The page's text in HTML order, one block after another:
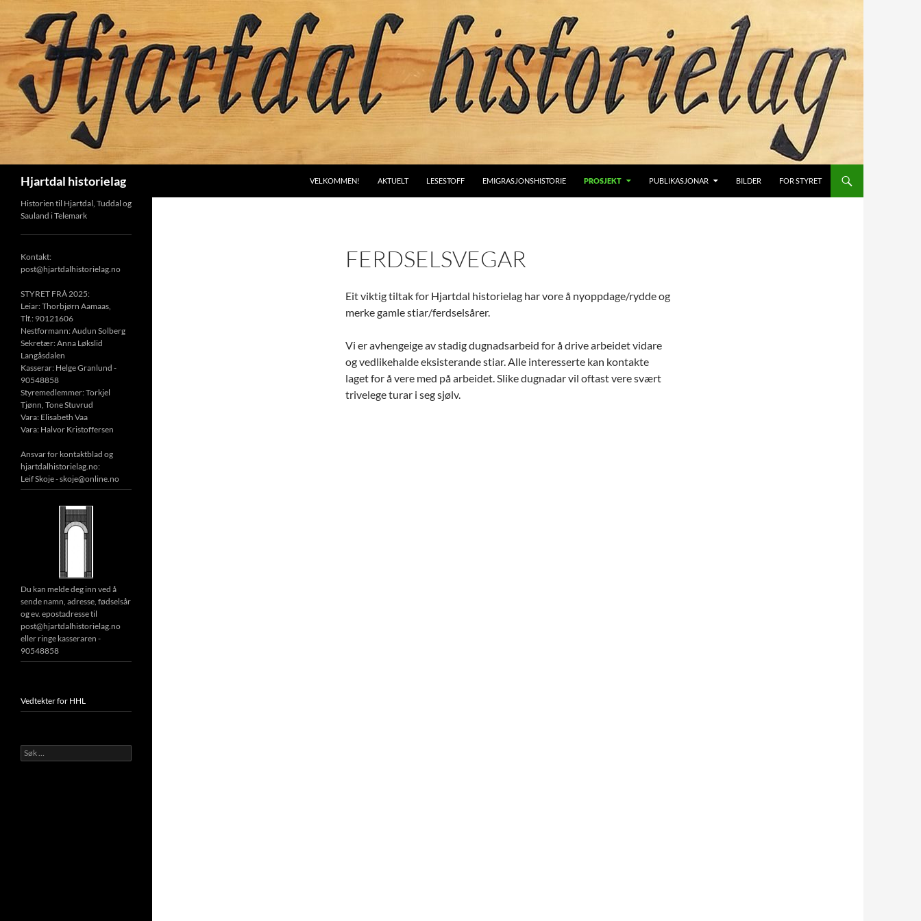
til
innhold
Hjartdal historielag VELKOMMEN! AKTUELT LESESTOFF EMIGRASJONSHISTORIE PROSJEKT PUBLIKASJONAR BILDER FOR STYRET
FERDSELSVEGAR
Eit viktig tiltak for Hjartdal historielag har vore å nyoppdage/rydde og
merke gamle stiar/ferdselsårer.
Vi er avhengeige av stadig dugnadsarbeid for å drive arbeidet vidare
og vedlikehalde eksisterande stiar. Alle interesserte kan kontakte
laget for å vere med på arbeidet. Slike dugnadar vil oftast vere svært
trivelege turar i seg sjølv.
Historien til Hjartdal, Tuddal og
Sauland i Telemark
Kontakt:
post@hjartdalhistorielag.no
STYRET FRÅ 2025:
Leiar: Thorbjørn Aamaas,
Tlf.: 90121606
Nestformann: Audun Solberg
Sekretær: Anna Løkslid
Langåsdalen
Kasserar: Helge Granlund -
90548858
Styremedlemmer: Torkjel
Tjønn, Tone Stuvrud
Vara: Elisabeth Vaa
Vara: Halvor Kristoffersen
Ansvar for kontaktblad og
hjartdalhistorielag.no:
Leif Skoje - skoje@online.no
Du kan melde deg inn ved å
sende namn, adresse, fødselsår
og ev. epostadresse til
post@hjartdalhistorielag.no
eller ringe kasseraren -
90548858
Vedtekter for HHL
Søk
etter: